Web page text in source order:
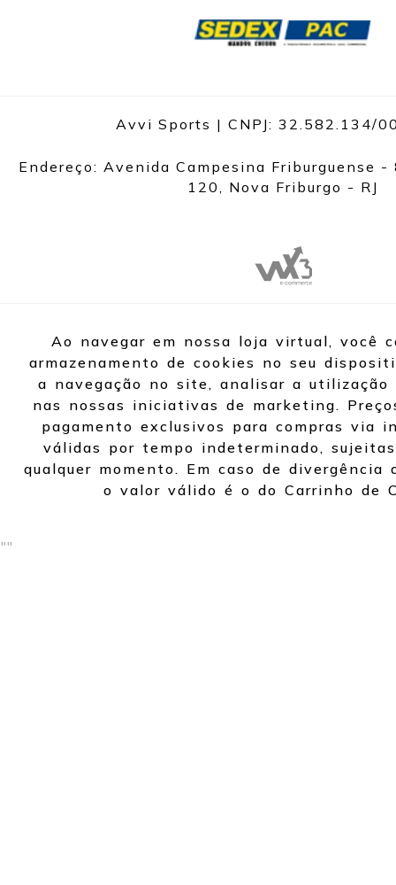
Avvi Sports | CNPJ: 32.582.134/
Endereço: Avenida Campesina Friburguense
120, Nova Friburgo - RJ
Ao navegar em nossa loja virtual, você
armazenamento de cookies no seu
a navegação no site, analisar a
nas nossas iniciativas de marketing.
pagamento exclusivos para compras via
válidas por tempo indeterminado,
qualquer momento. Em caso de divergência
o valor válido é o do Carrinho de
""